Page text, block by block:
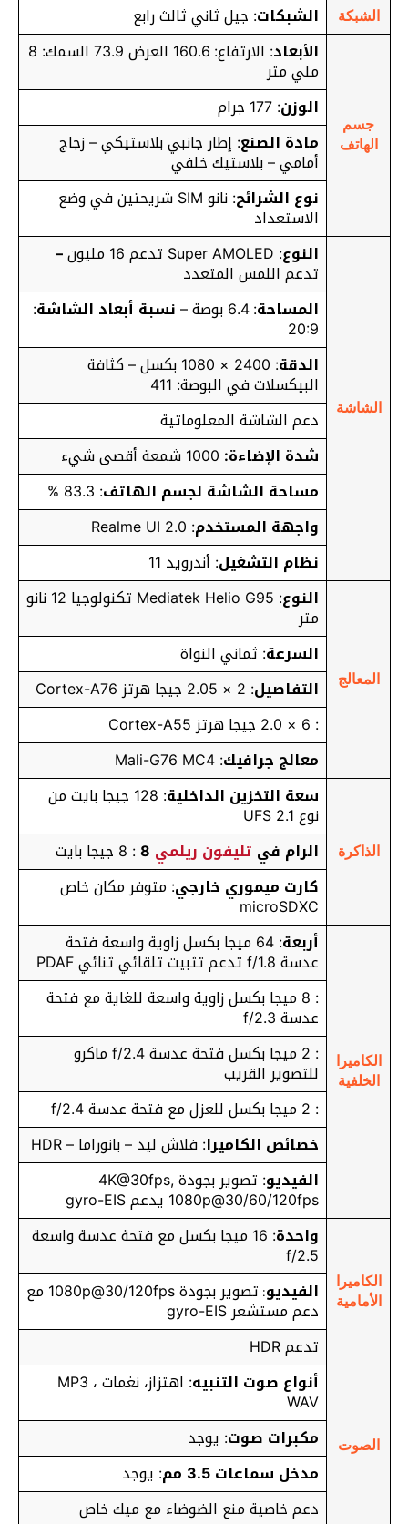
الشبكة الشبكات: جيل ثاني ثالث رابع
جسم
الهاتف
الأبعاد : الارتفاع: 160.6 العرض 73.9 السمك: 8
ملي متر
الوزن: 177 جرام
مادة الصنع: إطار جانبي بلاستيكي – زجاج
أمامي – بلاستيك خلفي
نوع الشرائح
: نانو SIM شريحتين في وضع
الاستعداد
الشاشة
النوع: Super AMOLED تدعم 16 مليون –
تدعم اللمس المتعدد
المساحة: 6.4 بوصة – نسبة أبعاد الشاشة:
20:9
الدقة
: 2400 × 1080 بكسل – كثافة
البيكسلات في البوصة: 411
دعم الشاشة المعلوماتية
شدة الإضاءة: 1000 شمعة أقصى شيء
مساحة الشاشة لجسم الهاتف: 83.3 %
واجهة المستخدم: Realme UI 2.0
نظام التشغيل: أندرويد 11
المعالج
النوع : Mediatek Helio G95 تكنولوجيا 12 نانو
متر
السرعة: ثماني النواة
التفاصيل: 2 × 2.05 جيجا هرتز Cortex-A76
: 6 × 2.0 جيجا هرتز Cortex-A55
معالج جرافيك: Mali-G76 MC4
الذاكرة
سعة التخزين الداخلية : 128 جيجا بايت من
نوع UFS 2.1
الرام في تليفون ريلمي
: 8 جيجا بايت
كارت ميموري خارجي: متوفر مكان خاص
microSDXC
الكاميرا
الخلفية
أربعة : 64 ميجا بكسل زاوية واسعة فتحة
عدسة f/1.8 تدعم تثبيت تلقائي ثنائي PDAF
: 8 ميجا بكسل زاوية واسعة للغاية مع فتحة
عدسة f/2.3
: 2 ميجا بكسل فتحة عدسة f/2.4 ماكرو
للتصوير القريب
: 2 ميجا بكسل للعزل مع فتحة عدسة f/2.4
خصائص الكاميرا: فلاش ليد – بانوراما – HDR
الفيديو
: تصوير بجودة 4K@30fps,
1080p@30/60/120fps يدعم gyro-EIS
الكاميرا
الأمامية
واحدة : 16 ميجا بكسل مع فتحة عدسة واسعة
f/2.5
الفيديو: تصوير بجودة 1080p@30/120fps مع
دعم مستشعر gyro-EIS
تدعم HDR
الصوت
أنواع صوت التنبيه : اهتزاز، نغمات MP3 ،
WAV
مكبرات صوت: يوجد
مدخل سماعات 3.5 مم
: يوجد
دعم خاصية منع الضوضاء مع ميك خاص